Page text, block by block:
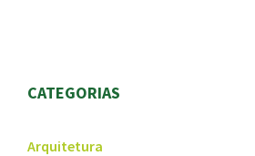
CATEGORIAS
Arquitetura